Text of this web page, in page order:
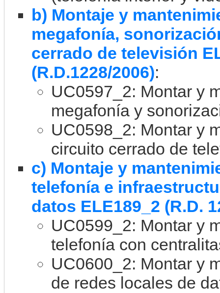
b) Montaje y
megafonía,
cerrado de televisión
(R.D.1228/2006):
UC0597_2: Montar y
megafonía y
UC0598_2: Montar y
circuito cerrado de
c) Montaje y
telefonía e
datos ELE189_2 (R.D.
UC0599_2: Montar y
telefonía con
UC0600_2: Montar y
de redes locales de